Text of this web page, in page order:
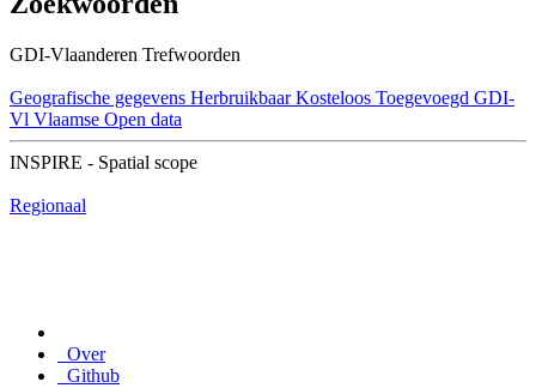
GDI-Vlaanderen Trefwoorden
Geografische gegevens Herbruikbaar Kosteloos Toegevoegd GDI-
Vl Vlaamse Open data
INSPIRE - Spatial scope
Regionaal
Over
Github